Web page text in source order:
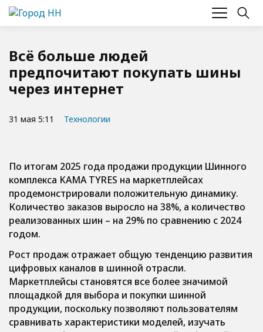
Всё больше людей
предпочитают покупать шины
через интернет
31 мая 5:11 Технологии
По итогам 2025 года продажи продукции Шинного
комплекса KAMA TYRES на маркетплейсах
продемонстрировали положительную динамику.
Количество заказов выросло на 38%, а количество
реализованных шин – на 29% по сравнению с 2024
годом.
Рост продаж отражает общую тенденцию развития
цифровых каналов в шинной отрасли.
Маркетплейсы становятся все более значимой
площадкой для выбора и покупки шинной
продукции, поскольку позволяют пользователям
сравнивать характеристики моделей, изучать